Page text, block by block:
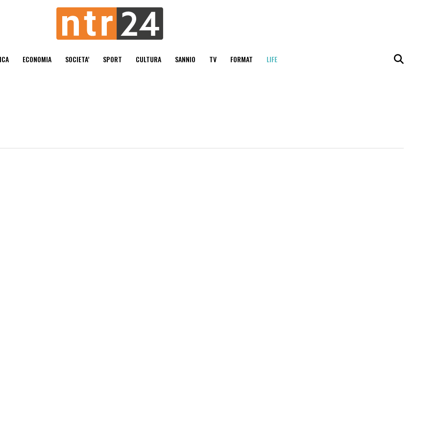
ECONOMIA SOCIETA’ SPORT CULTURA SANNIO TV FORMAT LIFE